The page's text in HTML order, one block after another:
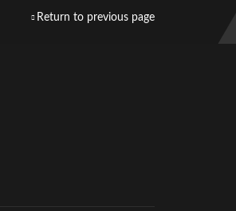
Return to previous page